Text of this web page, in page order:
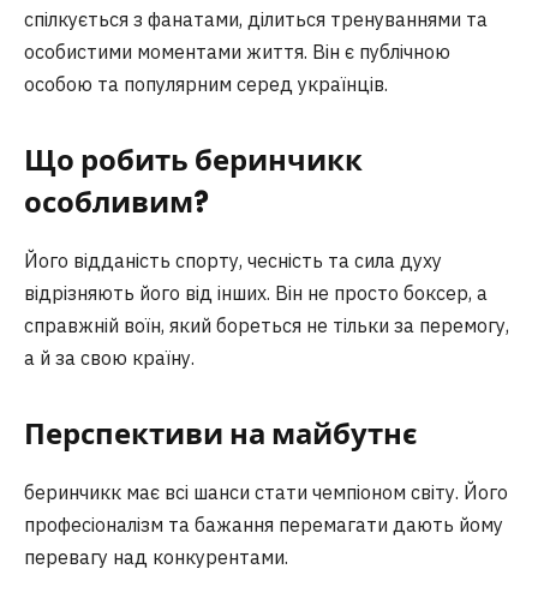
спілкується з фанатами, ділиться тренуваннями та
особистими моментами життя. Він є публічною
особою та популярним серед українців.
Що робить беринчикк
особливим?
Його відданість спорту, чесність та сила духу
відрізняють його від інших. Він не просто боксер, а
справжній воїн, який бореться не тільки за перемогу,
а й за свою країну.
Перспективи на майбутнє
беринчикк має всі шанси стати чемпіоном світу. Його
професіоналізм та бажання перемагати дають йому
перевагу над конкурентами.